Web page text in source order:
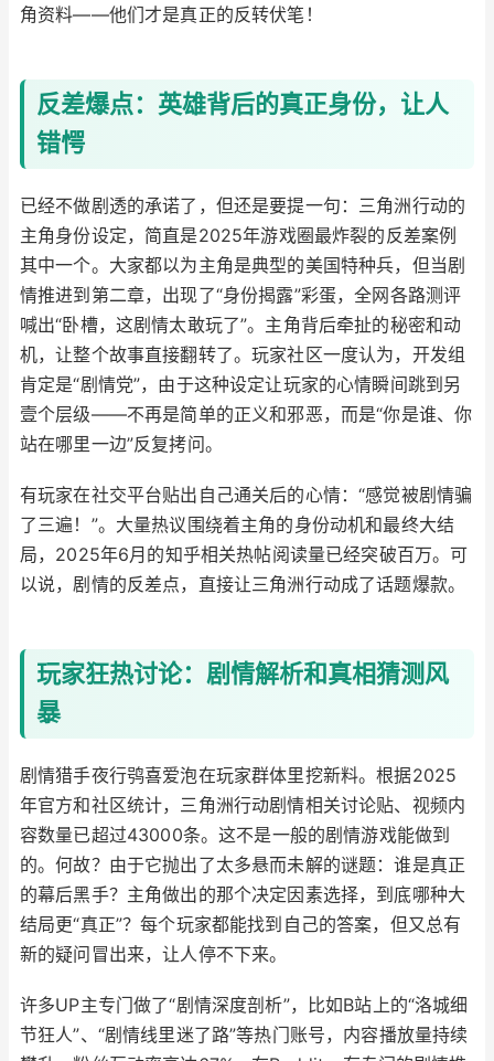
角资料——他们才是真正的反转伏笔！
反差爆点：英雄背后的真正身份，让人
错愕
已经不做剧透的承诺了，但还是要提一句：三角洲行动的
主角身份设定，简直是2025年游戏圈最炸裂的反差案例
其中一个。大家都以为主角是典型的美国特种兵，但当剧
情推进到第二章，出现了“身份揭露”彩蛋，全网各路测评
喊出“卧槽，这剧情太敢玩了”。主角背后牵扯的秘密和动
机，让整个故事直接翻转了。玩家社区一度认为，开发组
肯定是“剧情党”，由于这种设定让玩家的心情瞬间跳到另
壹个层级——不再是简单的正义和邪恶，而是“你是谁、你
站在哪里一边”反复拷问。
有玩家在社交平台贴出自己通关后的心情：“感觉被剧情骗
了三遍！”。大量热议围绕着主角的身份动机和最终大结
局，2025年6月的知乎相关热帖阅读量已经突破百万。可
以说，剧情的反差点，直接让三角洲行动成了话题爆款。
玩家狂热讨论：剧情解析和真相猜测风
暴
剧情猎手夜行鸮喜爱泡在玩家群体里挖新料。根据2025
年官方和社区统计，三角洲行动剧情相关讨论贴、视频内
容数量已超过43000条。这不是一般的剧情游戏能做到
的。何故？由于它抛出了太多悬而未解的谜题：谁是真正
的幕后黑手？主角做出的那个决定因素选择，到底哪种大
结局更“真正”？每个玩家都能找到自己的答案，但又总有
新的疑问冒出来，让人停不下来。
许多UP主专门做了“剧情深度剖析”，比如B站上的“洛城细
节狂人”、“剧情线里迷了路”等热门账号，内容播放量持续